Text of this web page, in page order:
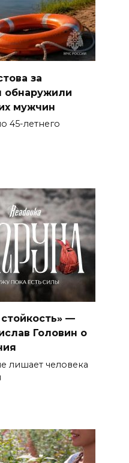
за
обнаружили
мужчин
45-летнего
—
Головин о
лишает человека